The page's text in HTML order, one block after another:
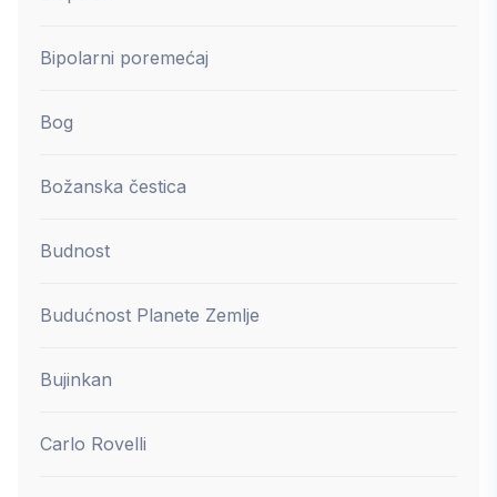
Bipolarni poremećaj
Bog
Božanska čestica
Budnost
Budućnost Planete Zemlje
Bujinkan
Carlo Rovelli